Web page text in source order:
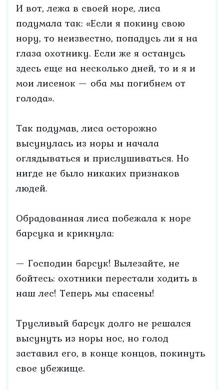
И вот, лежа в своей норе, лиса
подумала так: «Если я покину свою
нору, то неизвестно, попадусь ли я на
глаза охотнику. Если же я останусь
здесь еще на несколько дней, то и я и
мои лисенок — оба мы погибнем от
голода».
Так подумав, лиса осторожно
высунулась из норы и начала
оглядываться и прислушиваться. Но
нигде не было никаких признаков
людей.
Обрадованная лиса побежала к норе
барсука и крикнула:
— Господин барсук! Вылезайте, не
бойтесь: охотники перестали ходить в
наш лес! Теперь мы спасены!
Трусливый барсук долго не решался
высунуть из норы нос, но голод
заставил его, в конце концов, покинуть
свое убежище.